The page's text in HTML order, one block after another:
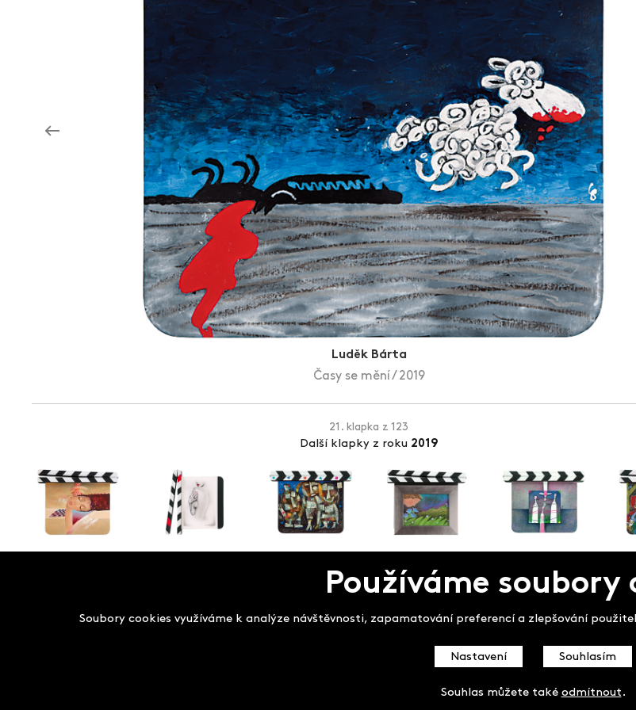
Aukce filmových klapek
Luděk Bárta
Časy se mění / 2019
21. klapka z 123
Další klapky z roku 2019
Salon filmových klapekPoužíváme soubory
Soubory cookies využíváme k analýze návštěvnosti, zapamatování preferencí a zlepšování
Nastavení Souhlasím
Souhlas můžete také odmítnout .